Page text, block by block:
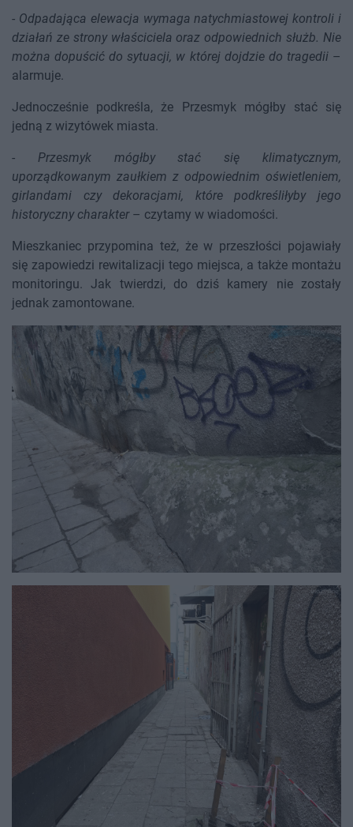
- Odpadająca elewacja wymaga natychmiastowej kontroli i
działań ze strony właściciela oraz odpowiednich służb. Nie
można dopuścić do sytuacji, w której dojdzie do tragedii–
alarmuje.
Jednocześnie podkreśla, że Przesmyk mógłby stać się
jedną z wizytówek miasta.
- Przesmyk mógłby stać się klimatycznym,
uporządkowanym zaułkiem z odpowiednim oświetleniem,
girlandami czy dekoracjami, które podkreśliłyby jego
historyczny charakter– czytamy w wiadomości.
Mieszkaniec przypomina też, że w przeszłości pojawiały
się zapowiedzi rewitalizacji tego miejsca, a także montażu
monitoringu. Jak twierdzi, do dziś kamery nie zostały
jednak zamontowane.